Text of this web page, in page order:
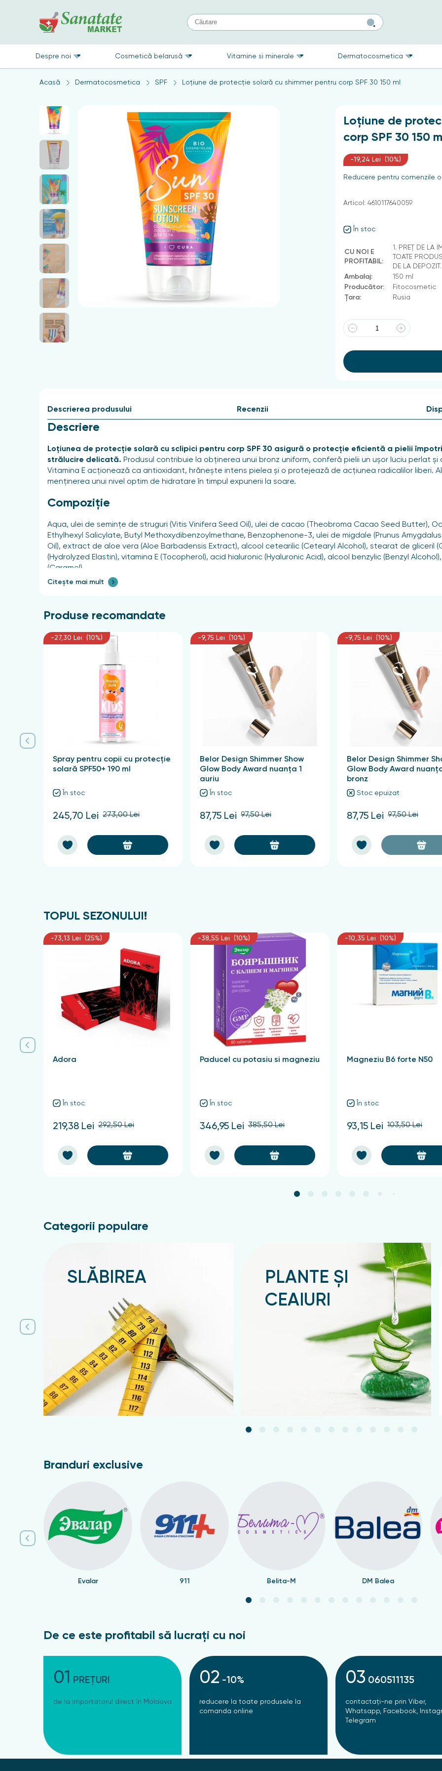
Despre noi Cosmetică belarusă Vitamine si minerale Dermatocosmetica
Acasă Dermatocosmetica SPF Loțiune de protecție solară cu shimmer pentru corp SPF 30 150 ml
Loțiune de
corp SPF 30 150 ml
-19,24 Lei (10%)
Reducere pentru comenzile
În stoc
CU NOI E
PROFITABIL:
1. PREȚ DE LA
TOATE
DE LA
Ambalaj:
150 ml
Producător:
Fitocosmetic
Țara:
Rusia
Articol: 4610117640059
Descrierea produsului
Descriere
Loțiunea de protecție solară cu sclipici pentru corp SPF 30 asigură o protecție eficientă a pielii
strălucire delicată. Produsul contribuie la obținerea unui bronz uniform, conferă pielii un ușor luciu perlat
Vitamina E acționează ca antioxidant, hrănește intens pielea și o protejează de acțiunea radicalilor liberi.
menținerea unui nivel optim de hidratare în timpul expunerii la soare.
Compoziție
Aqua, ulei de semințe de struguri (Vitis Vinifera Seed Oil), ulei de cacao (Theobroma Cacao Seed Butter),
Ethylhexyl Salicylate, Butyl Methoxydibenzoylmethane, Benzophenone-3, ulei de migdale (Prunus
Oil), extract de aloe vera (Aloe Barbadensis Extract), alcool cetearilic (Cetearyl Alcohol), stearat de gliceril
(Hydrolyzed Elastin), vitamina E (Tocopherol), acid hialuronic (Hyaluronic Acid), alcool benzylic (Benzyl
(Caramel).
Mod de utilizare
Aplicați loțiunea uniform, cu mișcări circulare ușoare, pe pielea curată și uscată, înainte de expunerea la
Instrucțiuni speciale
Măsuri de precauție: A se utiliza numai extern. A se păstra în locuri inaccesibile copiilor. În cazul contactului
reacții individuale la componentele produsului.
Contraindicații: nu există.
Condiții de depozitare: A se păstra la o temperatură cuprinsă între 0 °C și +25 °C, departe de copii.
Citește mai mult
Recenzii
Produse recomandate
-27,30 Lei (10%)
Spray pentru copii cu protecție
solară SPF50+ 190 ml
În stoc
245,70 Lei 273,00 Lei
-9,75 Lei (10%)
Belor Design Shimmer Show
Glow Body Award nuanța 1
auriu
În stoc
87,75 Lei 97,50 Lei
-9,75 Lei (10%)
Belor Design Shimmer
Glow Body Award
bronz
Stoc epuizat
87,75 Lei 97,50 Lei
TOPUL SEZONULUI!
-73,13 Lei (25%)
Adora
În stoc
219,38 Lei 292,50 Lei
-38,55 Lei (10%)
Paducel cu potasiu si magneziu
În stoc
346,95 Lei 385,50 Lei
-10,35 Lei (10%)
Magneziu B6 forte N50
În stoc
93,15 Lei 103,50 Lei
Categorii populare
SLĂBIREA
PLANTE ȘI
CEAIURI
Branduri exclusive
Evalar 911 Belita-M DM Balea
De ce este profitabil să lucrați cu noi
01 PREȚURI
de la importatorul direct în Moldova
02 -10%
reducere la toate produsele la
comanda online
03 060511135
contactați-ne prin Viber,
Whatsapp, Facebook,
Telegram